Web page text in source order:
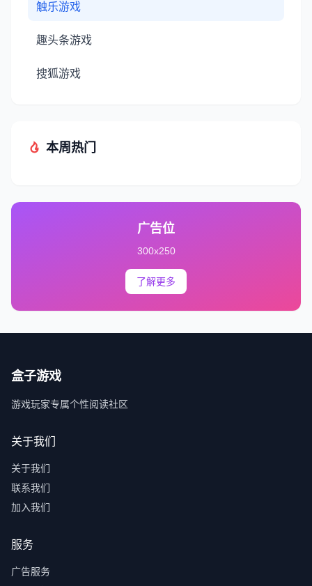
触乐游戏
趣头条游戏
搜狐游戏
本周热门
广告位
300x250
了解更多
盒子游戏
游戏玩家专属个性阅读社区
关于我们
关于我们
联系我们
加入我们
服务
广告服务